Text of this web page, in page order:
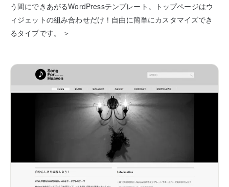
う間にできあがるWordPressテンプレート。トップページはウ
ィジェットの組み合わせだけ！自由に簡単にカスタマイズでき
るタイプです。 ＞